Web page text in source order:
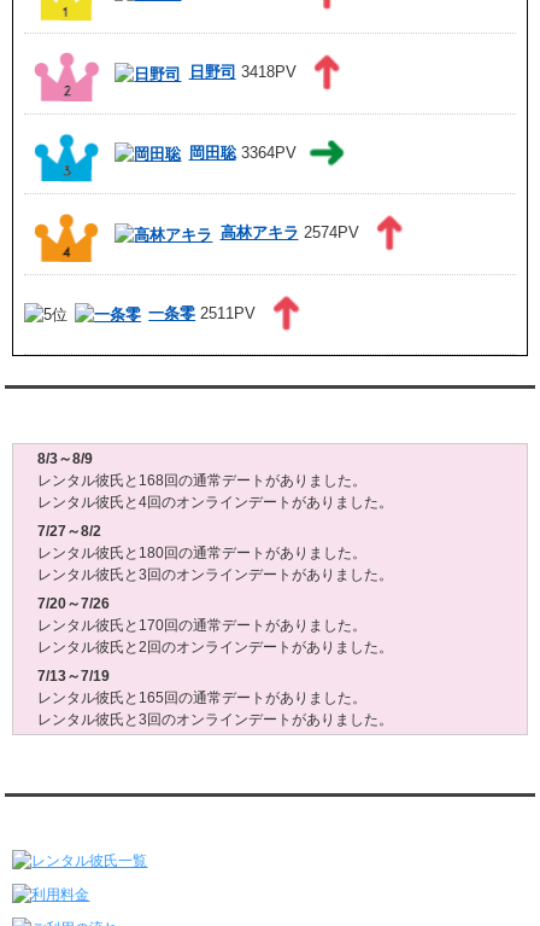
日野司 3418PV
岡田聡3364PV
高林アキラ 2574PV
一条零 2511PV
8/3～8/9
レンタル彼氏と168回の通常デートがありました。
レンタル彼氏と4回のオンラインデートがありました。
7/27～8/2
レンタル彼氏と180回の通常デートがありました。
レンタル彼氏と3回のオンラインデートがありました。
7/20～7/26
レンタル彼氏と170回の通常デートがありました。
レンタル彼氏と2回のオンラインデートがありました。
7/13～7/19
レンタル彼氏と165回の通常デートがありました。
レンタル彼氏と3回のオンラインデートがありました。
レンタル彼氏と2回のオンラインデートがありました。
レンタル彼氏と3回のオンラインデートがありました。
6/22～6/28